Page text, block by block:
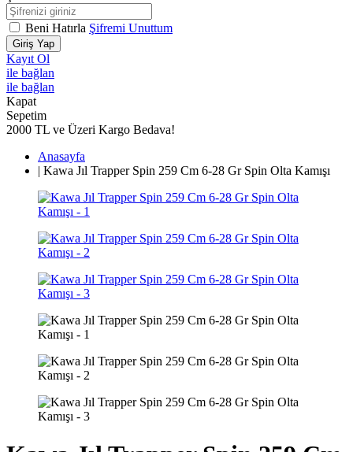
Beni Hatırla Şifremi Unuttum
Giriş Yap
Kayıt Ol
ile bağlan
ile bağlan
Kapat
Sepetim
2000 TL ve Üzeri Kargo Bedava!
Anasayfa
| Kawa Jıl Trapper Spin 259 Cm 6-28 Gr Spin Olta Kamışı